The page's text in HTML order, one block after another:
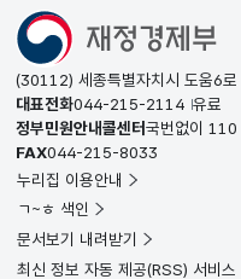
(30112) 세종특별자치시 도움6
대표전화044-215-2114 유료
정부민원안내콜센터국번없이 110
FAX044-215-8033
누리집 이용안내
ㄱ~ㅎ 색인
문서보기 내려받기
최신 정보 자동 제공(RSS) 서비스